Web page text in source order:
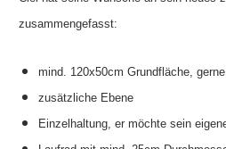
zusammengefasst:
mind. 120x50cm Grundfläche,
zusätzliche Ebene
Einzelhaltung, er möchte sein